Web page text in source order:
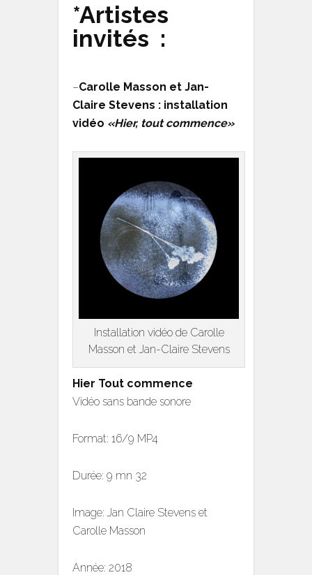
*Artistes
invités :
–Carolle Masson et Jan-
Claire Stevens : installation
vidéo «Hier, tout commence»
Installation vidéo de Carolle
Masson et Jan-Claire Stevens
Hier Tout commence
Vidéo ​sans bande sonore​
​Format: 16/9 MP4
Durée: 9 mn​ 32​
Image:​ Jan Claire Stevens et
Carolle Masson
Année: 2018​